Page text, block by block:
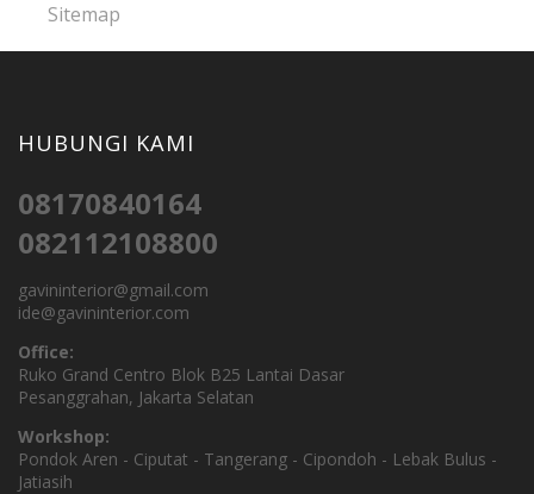
Sitemap
HUBUNGI KAMI
08170840164
082112108800
gavininterior@gmail.com
ide@gavininterior.com
Office:
Ruko Grand Centro Blok B25 Lantai Dasar
Pesanggrahan, Jakarta Selatan
Workshop:
Pondok Aren - Ciputat - Tangerang - Cipondoh - Lebak Bulus -
Jatiasih